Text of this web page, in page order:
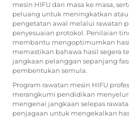
mesin HIFU dari masa ke masa,
peluang untuk meningkatkan
pengetatan awal melalui rawatan
penyesuaian protokol. Penilaian
membantu mengoptimumkan
memastikan bahawa hasil segera
jangkaan pelanggan sepanjang
pembentukan semula.
Program rawatan mesin HIFU
merangkumi pendidikan
mengenai jangkaan selepas
penjagaan untuk mengekalkan